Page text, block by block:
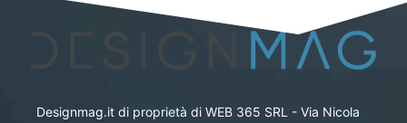
Designmag.it di proprietà di WEB 365 SRL - Via Nicola